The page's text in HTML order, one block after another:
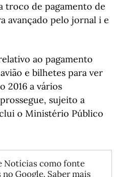
troco de pagamento de
avançado pelo jornal i e
ao pagamento
e bilhetes para ver
2016 a vários
sujeito a
o Ministério Público
Notícias como fonte
Google. Saber mais